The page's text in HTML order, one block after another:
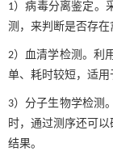
1）病毒分离鉴定。
测，来判断是否存在
2）血清学检测。利
单、耗时较短，适用
3）分子生物学检测
时，通过测序还可
结果。